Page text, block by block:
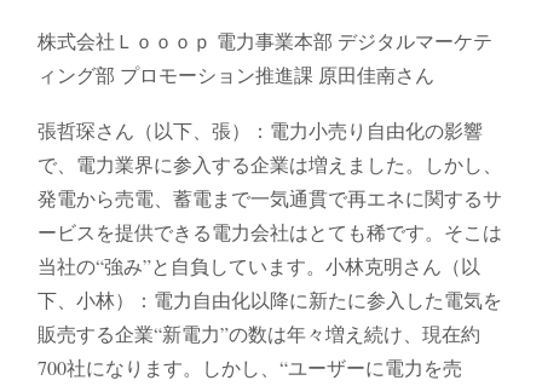
株式会社Ｌｏｏｏｐ 電力事業本部 デジタルマーケテ
ィング部 プロモーション推進課 原田佳南さん
張哲琛さん（以下、張）：電力小売り自由化の影響
で、電力業界に参入する企業は増えました。しかし、
発電から売電、蓄電まで一気通貫で再エネに関するサ
ービスを提供できる電力会社はとても稀です。そこは
当社の“強み”と自負しています。小林克明さん（以
下、小林）：電力自由化以降に新たに参入した電気を
販売する企業“新電力”の数は年々増え続け、現在約
700社になります。しかし、“ユーザーに電力を売